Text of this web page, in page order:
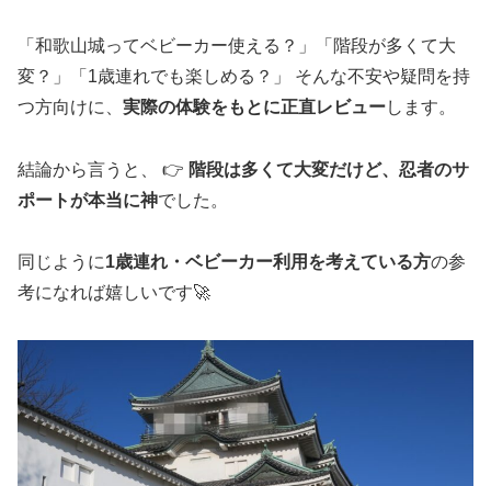
「和歌山城ってベビーカー使える？」「階段が多くて大
変？」「1歳連れでも楽しめる？」 そんな不安や疑問を持
つ方向けに、 実際の体験をもとに正直レビューします。
結論から言うと、 👉 階段は多くて大変だけど、忍者のサ
ポートが本当に神でした。
同じように1歳連れ・ベビーカー利用を考えている方の参
考になれば嬉しいです🚀